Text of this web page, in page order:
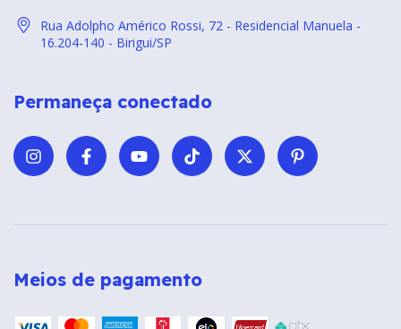
Rua Adolpho Américo Rossi, 72 - Residencial Manuela -
16.204-140 - Birigui/SP
Permaneça conectado
Meios de pagamento